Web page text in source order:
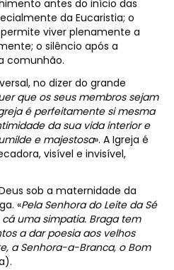
antes do início das
da Eucaristia; o
viver plenamente a
o silêncio após a
comunhão.
no dizer do grande
que os seus membros sejam
é perfeitamente si mesma
da sua vida interior e
e majestosa». A Igreja é
visível e invisível,
sob a maternidade da
«Pela Senhora do Leite da Sé
uma simpatia. Braga tem
a dar poesia aos velhos
a Senhora-a-Branca, o Bom